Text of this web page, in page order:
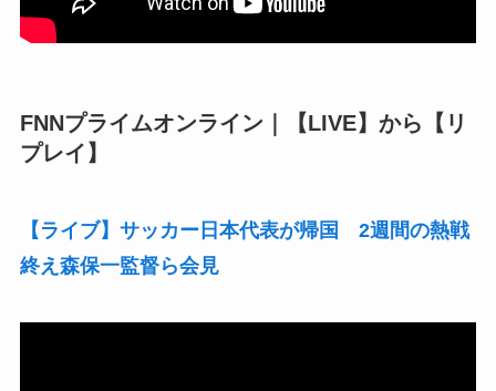
FNNプライムオンライン｜【LIVE】から【リ
プレイ】
【ライブ】サッカー日本代表が帰国 2週間の熱戦
終え森保一監督ら会見